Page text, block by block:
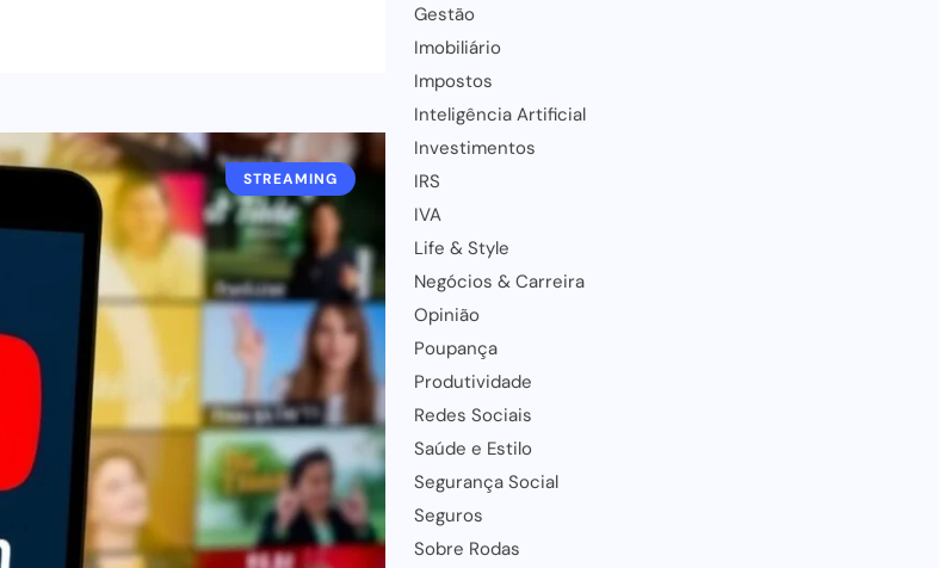
STREAMING
Gestão
Imobiliário
Impostos
Inteligência Artificial
Investimentos
IRS
IVA
Life & Style
Negócios & Carreira
Opinião
Poupança
Produtividade
Redes Sociais
Saúde e Estilo
Segurança Social
Seguros
Sobre Rodas